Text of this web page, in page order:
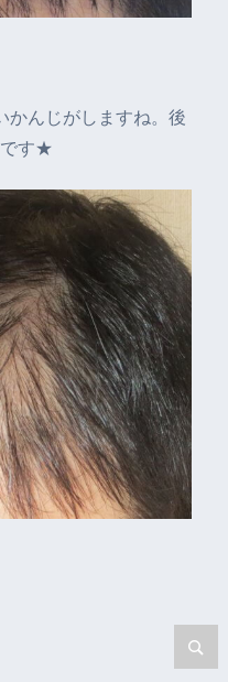
かんじがしますね。後
です★